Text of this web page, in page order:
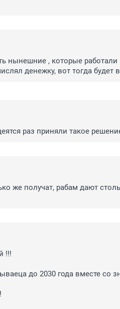
нынешние , которые
денежку, вот тогда будет
раз приняли такое
же получат, рабам дают
!!!